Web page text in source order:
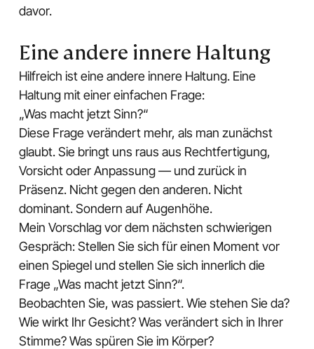
davor.
Eine andere innere Haltung
Hilfreich ist eine andere innere Haltung. Eine
Haltung mit einer einfachen Frage:
„Was macht jetzt Sinn?“
Diese Frage verändert mehr, als man zunächst
glaubt. Sie bringt uns raus aus Rechtfertigung,
Vorsicht oder Anpassung — und zurück in
Präsenz. Nicht gegen den anderen. Nicht
dominant. Sondern auf Augenhöhe.
Mein Vorschlag vor dem nächsten schwierigen
Gespräch: Stellen Sie sich für einen Moment vor
einen Spiegel und stellen Sie sich innerlich die
Frage „Was macht jetzt Sinn?“.
Beobachten Sie, was passiert. Wie stehen Sie da?
Wie wirkt Ihr Gesicht? Was verändert sich in Ihrer
Stimme? Was spüren Sie im Körper?